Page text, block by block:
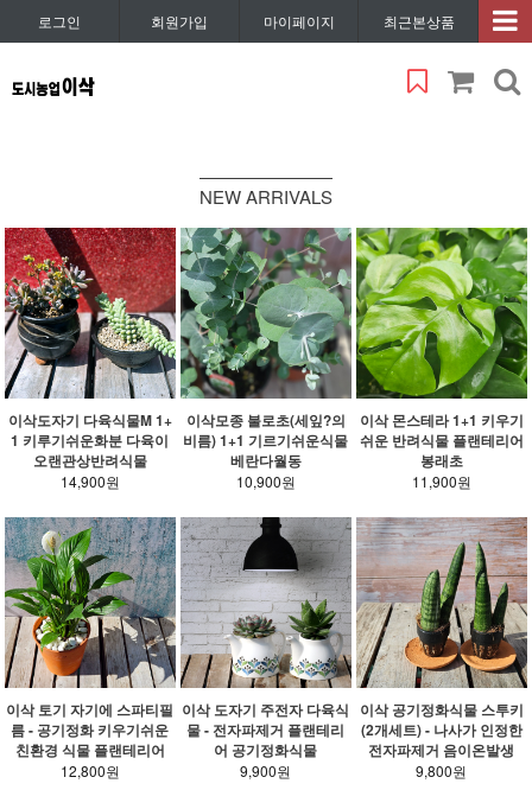
로그인 회원가입 마이페이지 최근본상품
NEW ARRIVALS
이삭도자기 다육식물M 1+
1 키루기쉬운화분 다육이
오랜관상반려식물
14,900원
이삭모종 불로초(세잎?의
비름) 1+1 기르기쉬운식물
베란다월동
10,900원
이삭 몬스테라 1+1 키우기
쉬운 반려식물 플랜테리어
봉래초
11,900원
이삭 토기 자기에 스파티필
름 - 공기정화 키우기쉬운
친환경 식물 플랜테리어
12,800원
이삭 도자기 주전자 다육식
물 - 전자파제거 플랜테리
어 공기정화식물
9,900원
이삭 공기정화식물 스투키
(2개세트) - 나사가 인정한
전자파제거 음이온발생
9,800원